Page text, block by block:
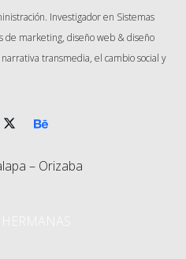
Investigador en Sistemas
de marketing, diseño web & diseño
transmedia, el cambio social y
– Orizaba